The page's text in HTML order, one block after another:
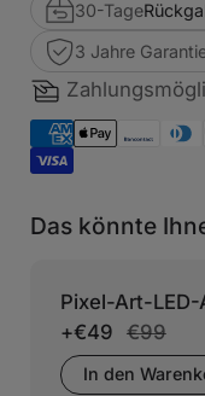
30-Tage
3 Jahre
Das könnte
Pixel-Art-LED-
+€49 €99
In den